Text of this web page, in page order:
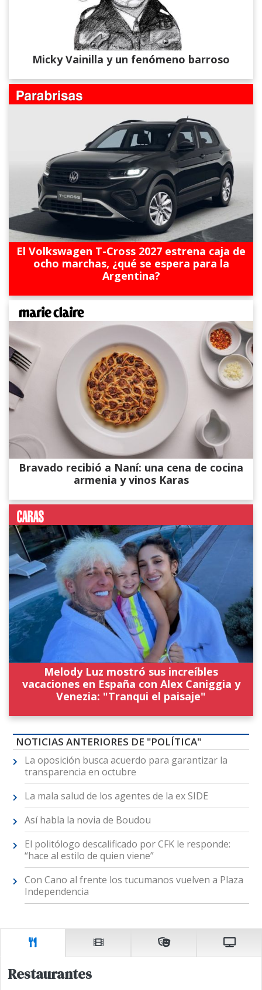
Micky Vainilla y un fenómeno barroso
El Volkswagen T-Cross 2027 estrena caja de
ocho marchas, ¿qué se espera para la
Argentina?
Bravado recibió a Naní: una cena de cocina
armenia y vinos Karas
Melody Luz mostró sus increíbles
vacaciones en España con Alex Caniggia y
Venezia: "Tranqui el paisaje"
NOTICIAS ANTERIORES DE "POLÍTICA"
La oposición busca acuerdo para garantizar la
transparencia en octubre
La mala salud de los agentes de la ex SIDE
Así habla la novia de Boudou
El politólogo descalificado por CFK le responde:
“hace al estilo de quien viene”
Con Cano al frente los tucumanos vuelven a Plaza
Independencia
Restaurantes